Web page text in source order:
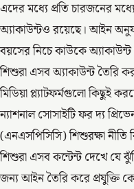
এদের মধ্যে প্রতি চারজনের
অ্যাকাউন্টও রয়েছে। আইন
বয়সের নিচে কাউকে অ্যাকাউন্ট
শিশুরা এসব অ্যাকাউন্ট তৈরি
মিডিয়া প্ল্যাটফর্মগুলো কিছুই
ন্যাশনাল সোসাইটি ফর দ্য
(এনএসপিসিসি) শিশুরক্ষা নীতি
শিশুরা এসব কন্টেন্ট দেখে যে
জন্য আইন তৈরি করে প্রযুক্তি